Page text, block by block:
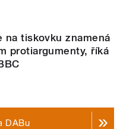
na tiskovku znamená
protiargumenty, říká
DABu